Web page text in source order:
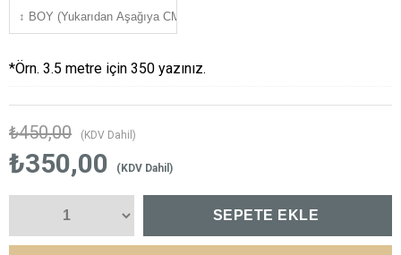
*Örn. 3.5 metre için 350 yazınız.
₺450,00 (KDV Dahil)
₺350,00 (KDV Dahil)